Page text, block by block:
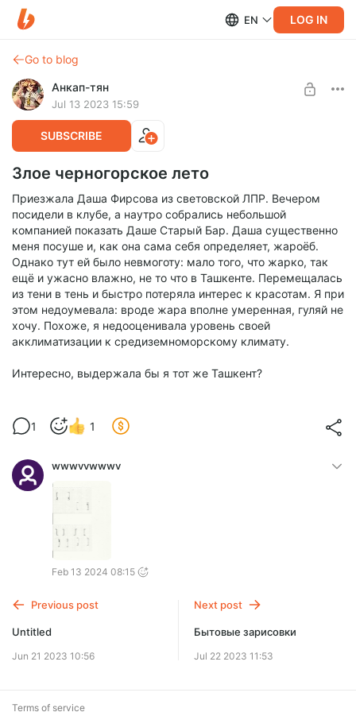
EN LOG IN
Go to blog
Анкап-тян
Jul 13 2023 15:59
SUBSCRIBE
Злое черногорское лето
Приезжала Даша Фирсова из световской ЛПР. Вечером
посидели в клубе, а наутро собрались небольшой
компанией показать Даше Старый Бар. Даша существенно
меня посуше и, как она сама себя определяет, жароёб.
Однако тут ей было невмоготу: мало того, что жарко, так
ещё и ужасно влажно, не то что в Ташкенте. Перемещалась
из тени в тень и быстро потеряла интерес к красотам. Я при
этом недоумевала: вроде жара вполне умеренная, гуляй не
хочу. Похоже, я недооценивала уровень своей
акклиматизации к средиземноморскому климату.
Интересно, выдержала бы я тот же Ташкент?
1 1
wwwvvwwwv
Feb 13 2024 08:15
Previous post
Untitled
Jun 21 2023 10:56
Next post
Бытовые зарисовки
Jul 22 2023 11:53
Terms of service